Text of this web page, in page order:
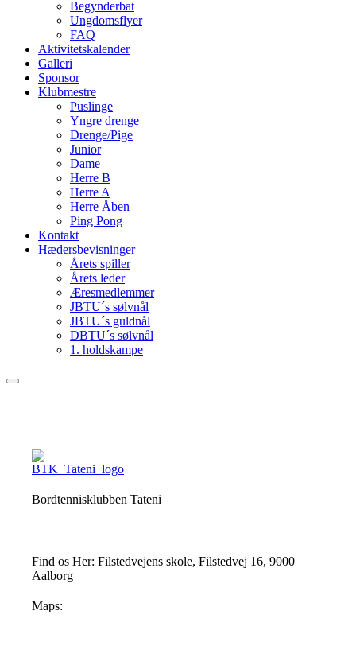
Begynderbat
Ungdomsflyer
FAQ
Aktivitetskalender
Galleri
Sponsor
Klubmestre
Puslinge
Yngre drenge
Drenge/Pige
Junior
Dame
Herre B
Herre A
Herre Åben
Ping Pong
Kontakt
Hædersbevisninger
Årets spiller
Årets leder
Æresmedlemmer
JBTU´s sølvnål
JBTU´s guldnål
DBTU´s sølvnål
1. holdskampe
Bordtennisklubben Tateni
Find os Her: Filstedvejens skole, Filstedvej 16, 9000
Aalborg
Maps: